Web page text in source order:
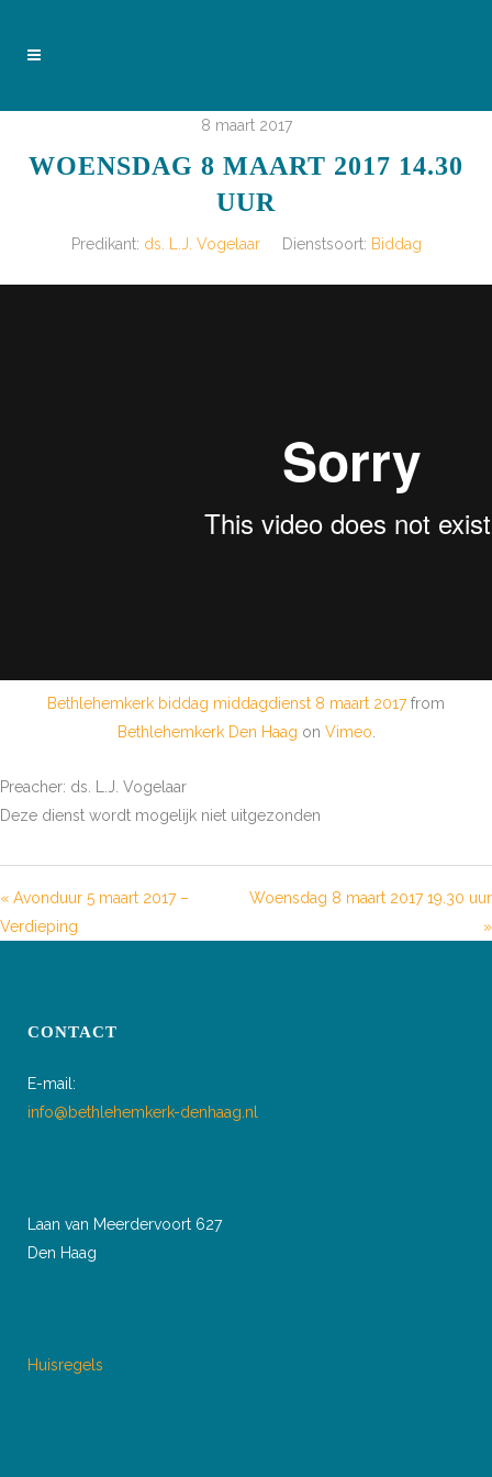
8 maart 2017
WOENSDAG 8 MAART 2017 14.30
UUR
Predikant: ds. L.J. Vogelaar Dienstsoort: Biddag
Bethlehemkerk biddag middagdienst 8 maart 2017from
Bethlehemkerk Den Haag on Vimeo
Preacher: ds. L.J. Vogelaar
Deze dienst wordt mogelijk niet uitgezonden
« Avonduur 5 maart 2017 –
Verdieping
Woensdag 8 maart 2017 19.30 uur
»
CONTACT
E-mail:
info@bethlehemkerk-denhaag.nl
Laan van Meerdervoort 627
Den Haag
Huisregels